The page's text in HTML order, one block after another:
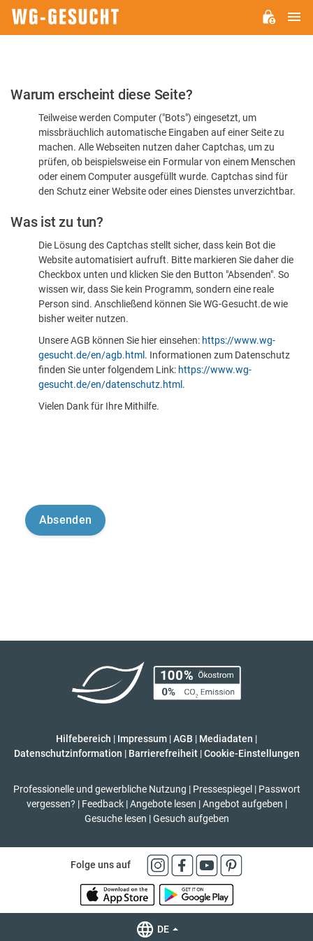
Bitte
dass
sind
Warum erscheint diese Seite?
Teilweise werden Computer ("Bots") eingesetzt, um
missbräuchlich automatische Eingaben auf einer Seite zu
machen. Alle Webseiten nutzen daher Captchas, um zu
prüfen, ob beispielsweise ein Formular von einem Menschen
oder einem Computer ausgefüllt wurde. Captchas sind für
den Schutz einer Website oder eines Dienstes unverzichtbar.
Was ist zu tun?
Die Lösung des Captchas stellt sicher, dass kein Bot die
Website automatisiert aufruft. Bitte markieren Sie daher die
Checkbox unten und klicken Sie den Button "Absenden". So
wissen wir, dass Sie kein Programm, sondern eine reale
Person sind. Anschließend können Sie WG-Gesucht.de wie
bisher weiter nutzen.
Unsere AGB können Sie hier einsehen: https://www.wg-
gesucht.de/en/agb.html . Informationen zum Datenschutz
finden Sie unter folgendem Link: https://www.wg-
gesucht.de/en/datenschutz.html .
Vielen Dank für Ihre Mithilfe.
Hilfebereich | Impressum |AGB | Mediadaten |
Datenschutzinformation | Barrierefreiheit | Cookie-Einstellungen
Professionelle und gewerbliche Nutzung | Pressespiegel | Passwort
vergessen? | Feedback | Angebote lesen | Angebot aufgeben |
Gesuche lesen | Gesuch aufgeben
Folge uns auf
DE